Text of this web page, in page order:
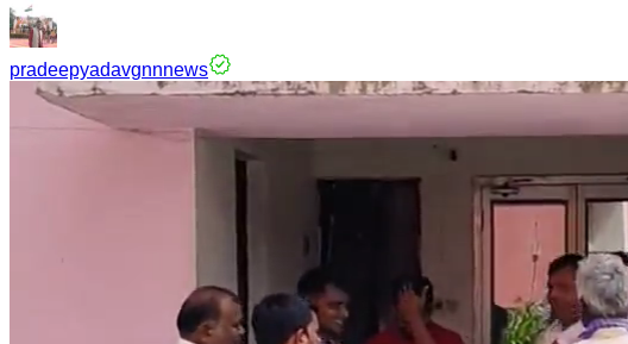
pradeepyadavgnnnews